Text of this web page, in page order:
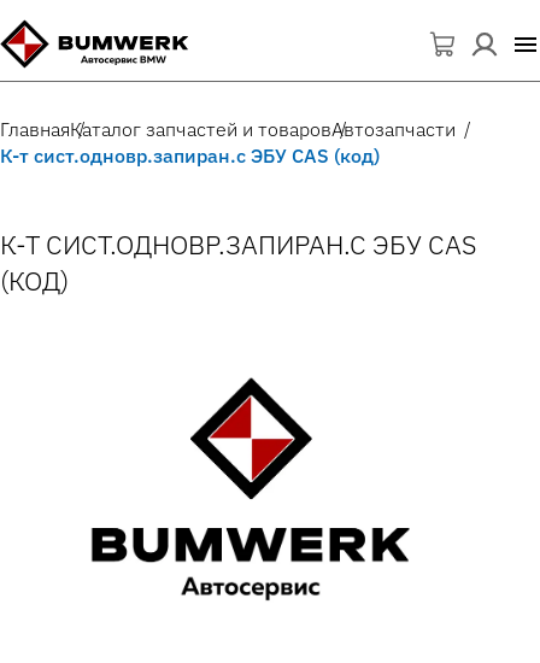
ГлавнаяКаталог запчастей и товаровАвтозапчасти
К-т сист.одновр.запиран.с ЭБУ CAS (код)
К-Т СИСТ.ОДНОВР.ЗАПИРАН.С ЭБУ CAS
(КОД)